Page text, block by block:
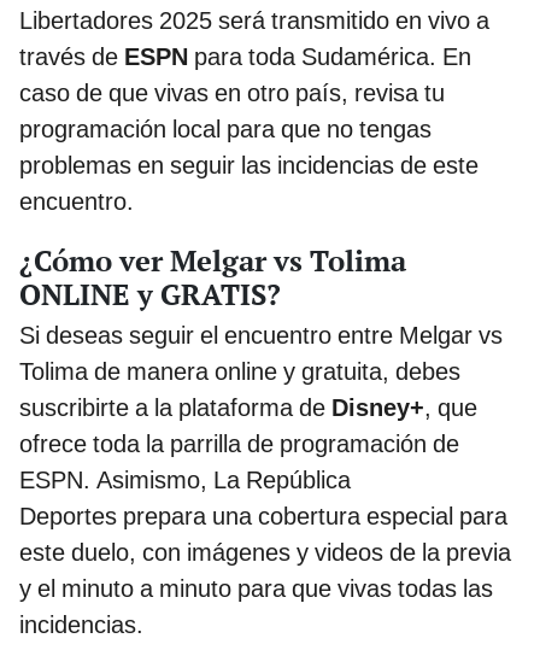
Libertadores 2025 será transmitido en vivo a
través de ESPN para toda Sudamérica. En
caso de que vivas en otro país, revisa tu
programación local para que no tengas
problemas en seguir las incidencias de este
encuentro.
¿Cómo ver Melgar vs Tolima
ONLINE y GRATIS?
Si deseas seguir el encuentro entre Melgar vs
Tolima de manera online y gratuita, debes
suscribirte a la plataforma de Disney+, que
ofrece toda la parrilla de programación de
ESPN. Asimismo, La República
Deportes prepara una cobertura especial para
este duelo, con imágenes y videos de la previa
y el minuto a minuto para que vivas todas las
incidencias.